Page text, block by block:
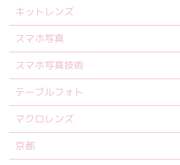
キットレンズ
スマホ写真
スマホ写真技術
テーブルフォト
マクロレンズ
京都